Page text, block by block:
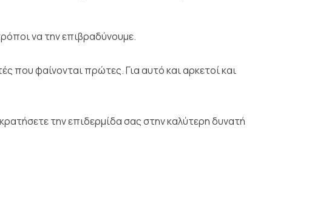
να την επιβραδύνουμε.
που φαίνονται πρώτες. Για αυτό και αρκετοί και
την επιδερμίδα σας στην καλύτερη δυνατή